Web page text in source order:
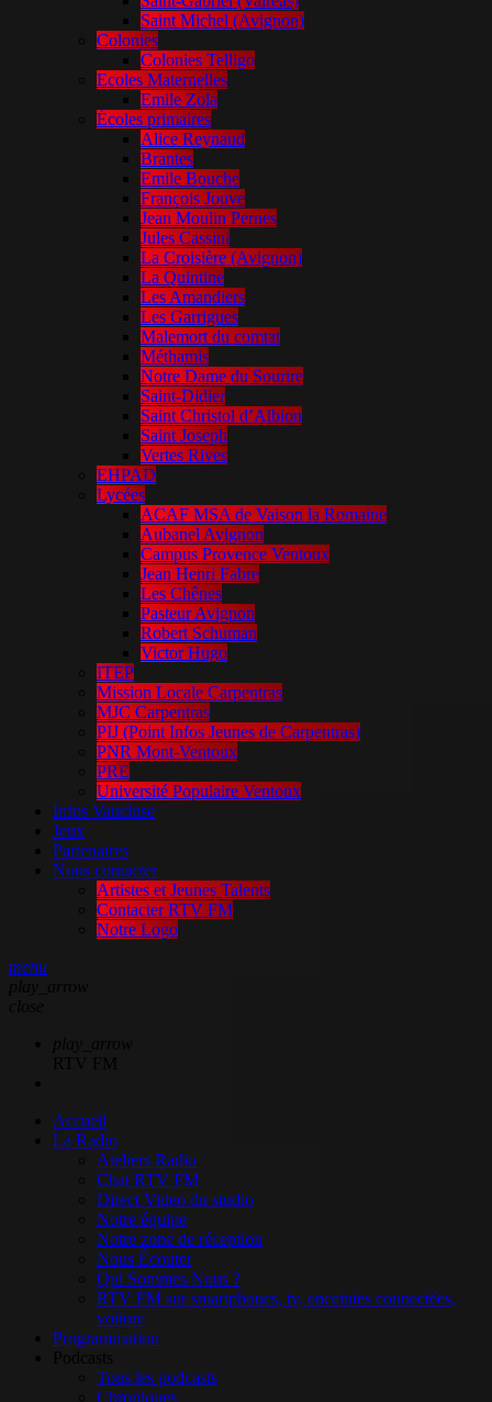
Saint Michel (Avignon)
Colonies
Colonies Telligo
Ecoles Maternelles
Emile Zola
Écoles primaires
Alice Reynaud
Brantes
Emile Bouche
François Jouve
Jean Moulin Pernes
Jules Cassini
La Croisière (Avignon)
La Quintine
Les Amandiers
Les Garrigues
Malemort du comtat
Méthamis
Notre Dame du Sourire
Saint-Didier
Saint Christol d’Albion
Saint Joseph
Vertes Rives
EHPAD
Lycées
ACAF MSA de Vaison la Romaine
Aubanel Avignon
Campus Provence Ventoux
Jean Henri Fabre
Les Chênes
Pasteur Avignon
Robert Schuman
Victor Hugo
ITEP
Mission Locale Carpentras
MJC Carpentras
PIJ (Point Infos Jeunes de Carpentras)
PNR Mont-Ventoux
PRE
Université Populaire Ventoux
Infos Vaucluse
Jeux
Partenaires
Nous contacter
Artistes et Jeunes Talents
Contacter RTV FM
Notre Logo
menu
Accueil
La Radio
Ateliers Radio
Chat RTV FM
Direct Video du studio
Notre équipe
Notre zone de réception
Nous Écouter
Qui Sommes Nous ?
RTV FM sur smartphones, tv, enceintes connectées,
voiture
Programmation
Tous les podcasts
Chroniques